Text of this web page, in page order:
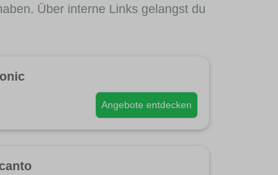
Über interne Links gelangst du
Angebote entdecken